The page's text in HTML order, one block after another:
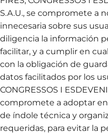
S.A.U., se compromete a
innecesaria sobre sus
diligencia la información
facilitar, y a cumplir en
con la obligación de
datos facilitados por los
CONGRESSOS I
compromete a adoptar
de índole técnica y
requeridas, para evitar la